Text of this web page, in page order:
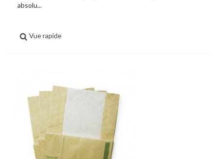
absolu...
Vue rapide